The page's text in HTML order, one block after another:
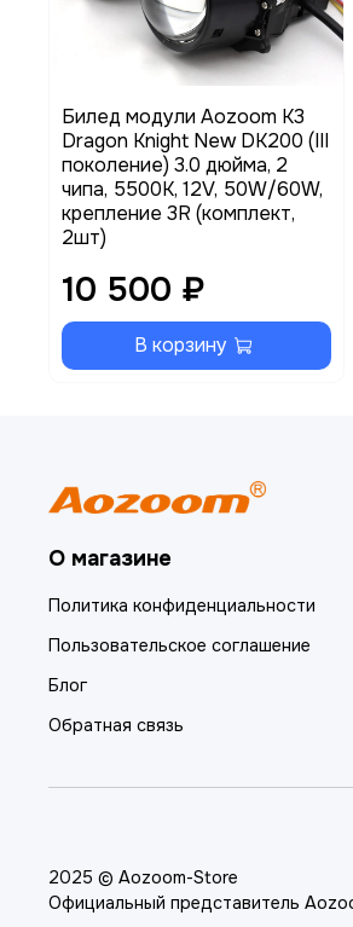
Билед модули Aozoom K3
Dragon Knight New DK200 (III
поколение) 3.0 дюйма, 2
чипа, 5500K, 12V, 50W/60W,
крепление 3R (комплект,
2шт)
10 500 ₽
В корзину
О магазине
Политика конфиденциальности
Пользовательское соглашение
Блог
Обратная связь
2025 © Aozoom-Store
Официальный представитель